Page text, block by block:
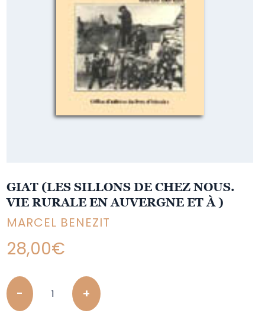
GIAT (LES SILLONS DE CHEZ NOUS.
VIE RURALE EN AUVERGNE ET À )
MARCEL BENEZIT
28,00€
Quantity